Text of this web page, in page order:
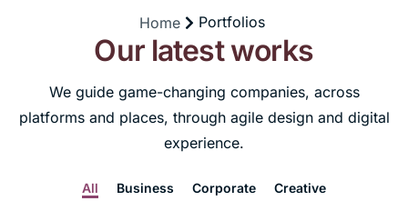
Bankzaken
Belastingzaken
Home Portfolios
Our latest works
We guide game-changing companies, across
platforms and places, through agile design and digital
experience.
All Business Corporate Creative